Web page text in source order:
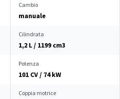
Cambio
manuale
Cilindrata
1,2 L / 1199 cm3
Potenza
101 CV / 74 kW
Coppia motrice